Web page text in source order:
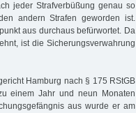
jeder Strafverbüßung genau so
andern Strafen geworden ist.
aus durchaus befürwortet. Da
ist die Sicherungsverwahrung
Hamburg nach § 175 RStGB
einem Jahr und neun Monaten
aus wurde er am